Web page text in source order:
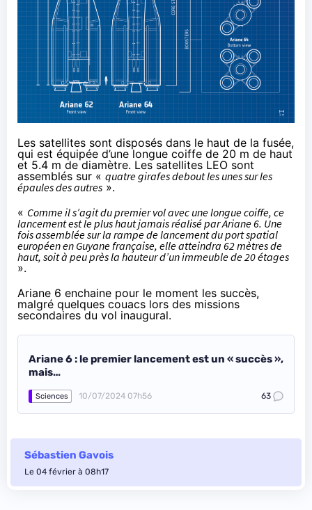
Les satellites sont disposés dans le haut de la fusée,
qui est équipée d’une longue coiffe de 20 m de haut
et 5.4 m de diamètre. Les satellites LEO sont
assemblés sur « quatre girafes debout les unes sur les
épaules des autres ».
« Comme il s’agit du premier vol avec une longue coiffe, ce
lancement est le plus haut jamais réalisé par Ariane 6. Une
fois assemblée sur la rampe de lancement du port spatial
européen en Guyane française, elle atteindra 62 mètres de
haut, soit à peu près la hauteur d’un immeuble de 20 étages
».
Ariane 6 enchaine pour le moment les succès,
malgré quelques couacs lors des missions
secondaires du vol inaugural.
Ariane 6 : le premier lancement est un « succès »,
mais…
Sciences 10/07/2024 07h56 63
Sébastien Gavois
Le 04 février à 08h17